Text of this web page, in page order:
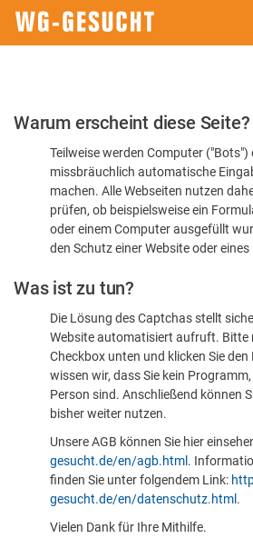
Bitte
dass
sind
Warum erscheint diese Seite?
Teilweise werden Computer ("Bots")
missbräuchlich automatische
machen. Alle Webseiten nutzen
prüfen, ob beispielsweise ein
oder einem Computer ausgefüllt
den Schutz einer Website oder
Was ist zu tun?
Die Lösung des Captchas stellt
Website automatisiert aufruft. Bitte
Checkbox unten und klicken Sie den
wissen wir, dass Sie kein
Person sind. Anschließend können
bisher weiter nutzen.
Unsere AGB können Sie hier
gesucht.de/en/agb.html .
finden Sie unter folgendem Link:
gesucht.de/en/datenschutz.html .
Vielen Dank für Ihre Mithilfe.